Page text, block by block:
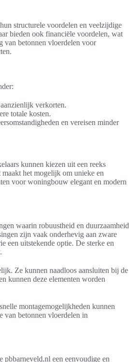
structurele voordelen en veelzijdige
bieden ook financiële voordelen, wat
van betonnen vloerdelen voor
verkorten.
totale kosten.
en vereisen minder
kunnen kiezen uit een reeks
het mogelijk om unieke en
voor woningbouw elegant en modern
waarin robuustheid en duurzaamheid
zijn vaak onderhevig aan zware
een uitstekende optie. De sterke en
Ze kunnen naadloos aansluiten bij de
kunnen deze elementen worden
montagemogelijkheden kunnen
van betonnen vloerdelen in
pbbarneveld.nl een eenvoudige en